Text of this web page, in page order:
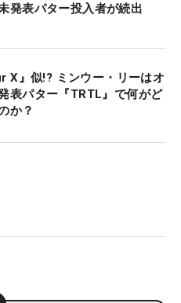
発表パター投入者が続出
X』似!? ミンウー・リーはオ
表パター『TRTL』で何がど
か？